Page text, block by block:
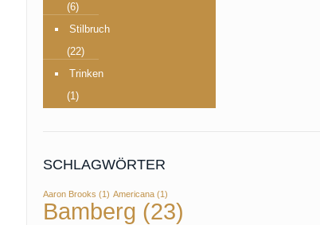
(6)
Stilbruch
(22)
Trinken
(1)
SCHLAGWÖRTER
Aaron Brooks (1) Americana(1)
Bamberg (23)